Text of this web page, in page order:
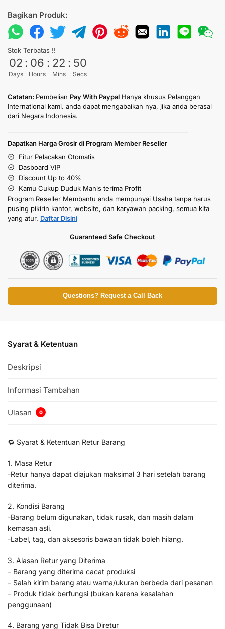
Bagikan Produk:
Stok Terbatas !!
02
Days
: 06
Hours
: 22
Mins
: 50
Secs
Catatan: Pembelian Pay With Paypal Hanya khusus Pelanggan
International kami. anda dapat mengabaikan nya, jika anda berasal
dari Negara Indonesia.
Dapatkan Harga Grosir di Program Member Reseller
Fitur Pelacakan Otomatis
Dasboard VIP
Discount Up to 40%
Kamu Cukup Duduk Manis terima Profit
Program Reseller Membantu anda mempunyai Usaha tanpa harus
pusing pikirin kantor, website, dan karyawan packing, semua kita
yang atur. Daftar Disini
Guaranteed Safe Checkout
Questions? Request a Call Back
Syarat & Ketentuan
Deskripsi
Informasi Tambahan
Ulasan 0
🔁 Syarat & Ketentuan Retur Barang
1. Masa Retur
-Retur hanya dapat diajukan maksimal 3 hari setelah barang
diterima.
2. Kondisi Barang
-Barang belum digunakan, tidak rusak, dan masih dalam
kemasan asli.
-Label, tag, dan aksesoris bawaan tidak boleh hilang.
3. Alasan Retur yang Diterima
– Barang yang diterima cacat produksi
– Salah kirim barang atau warna/ukuran berbeda dari pesanan
– Produk tidak berfungsi (bukan karena kesalahan
penggunaan)
4. Barang yang Tidak Bisa Diretur